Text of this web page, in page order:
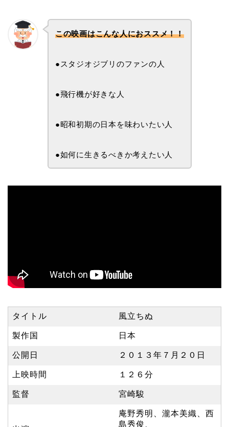
この映画はこんな人におススメ！！
●スタジオジブリのファンの人
●飛行機が好きな人
●昭和初期の日本を味わいたい人
●如何に生きるべきか考えたい人
タイトル 風立ちぬ
製作国 日本
公開日 ２０１３年７月２０日
上映時間 １２６分
監督 宮崎駿
庵野秀明、瀧本美織、西
島秀俊、